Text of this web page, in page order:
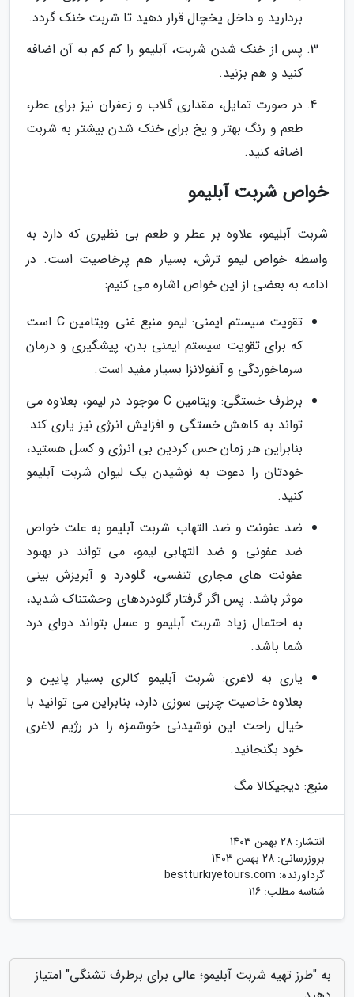
بردارید و داخل یخچال قرار دهید تا شربت خنک گردد.
پس از خنک شدن شربت، آبلیمو را کم کم به آن اضافه
کنید و هم بزنید.
در صورت تمایل، مقداری گلاب و زعفران نیز برای عطر،
طعم و رنگ بهتر و یخ برای خنک شدن بیشتر به شربت
اضافه کنید.
خواص شربت آبلیمو
شربت آبلیمو، علاوه بر عطر و طعم بی نظیری که دارد به
واسطه خواص لیمو ترش، بسیار هم پرخاصیت است. در
ادامه به بعضی از این خواص اشاره می کنیم:
تقویت سیستم ایمنی: لیمو منبع غنی ویتامین C است
که برای تقویت سیستم ایمنی بدن، پیشگیری و درمان
سرماخوردگی و آنفولانزا بسیار مفید است.
برطرف خستگی: ویتامین C موجود در لیمو، بعلاوه می
تواند به کاهش خستگی و افزایش انرژی نیز یاری کند.
بنابراین هر زمان حس کردین بی انرژی و کسل هستید،
خودتان را دعوت به نوشیدن یک لیوان شربت آبلیمو
کنید.
ضد عفونت و ضد التهاب: شربت آبلیمو به علت خواص
ضد عفونی و ضد التهابی لیمو، می تواند در بهبود
عفونت های مجاری تنفسی، گلودرد و آبریزش بینی
موثر باشد. پس اگر گرفتار گلودردهای وحشتناک شدید،
به احتمال زیاد شربت آبلیمو و عسل بتواند دوای درد
شما باشد.
یاری به لاغری: شربت آبلیمو کالری بسیار پایین و
بعلاوه خاصیت چربی سوزی دارد، بنابراین می توانید با
خیال راحت این نوشیدنی خوشمزه را در رژیم لاغری
خود بگنجانید.
منبع: دیجیکالا مگ
انتشار: 28 بهمن 1403
بروزرسانی: 28 بهمن 1403
گردآورنده: bestturkiyetours.com
شناسه مطلب: 116
به "طرز تهیه شربت آبلیمو؛ عالی برای برطرف تشنگی" امتیاز